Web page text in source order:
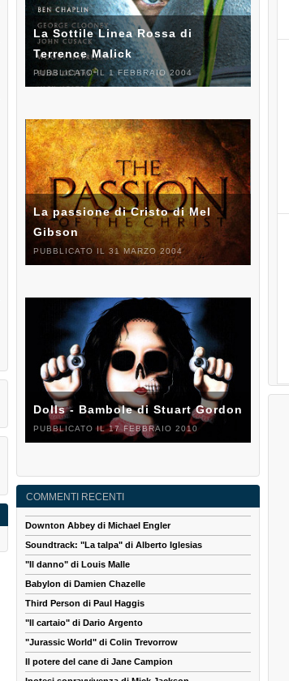
La Sottile Linea Rossa di
Terrence Malick
PUBBLICATO IL 1 FEBBRAIO 2004
La passione di Cristo di Mel
Gibson
PUBBLICATO IL 31 MARZO 2004
Dolls - Bambole di Stuart Gordon
PUBBLICATO IL 17 FEBBRAIO 2010
COMMENTI RECENTI
Downton Abbey di Michael Engler
Soundtrack: "La talpa" di Alberto Iglesias
"Il danno" di Louis Malle
Babylon di Damien Chazelle
Third Person di Paul Haggis
"Il cartaio" di Dario Argento
"Jurassic World" di Colin Trevorrow
Il potere del cane di Jane Campion